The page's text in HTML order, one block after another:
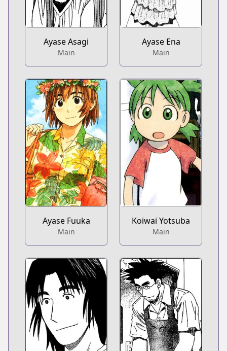
Ayase Asagi
Main
Ayase Ena
Main
Ayase Fuuka
Main
Koiwai Yotsuba
Main